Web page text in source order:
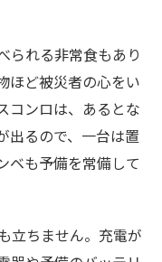
られる非常食もあり
ほど被災者の心をい
コンロは、あるとな
出るので、一台は置
ベも予備を常備して
立ちません。充電が